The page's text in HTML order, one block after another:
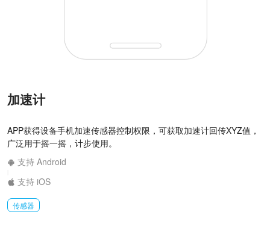
加速计
APP获得设备手机加速传感器控制权限，可获取加速计回传XYZ值，
广泛用于摇一摇，计步使用。
支持 Android
支持 iOS
传感器